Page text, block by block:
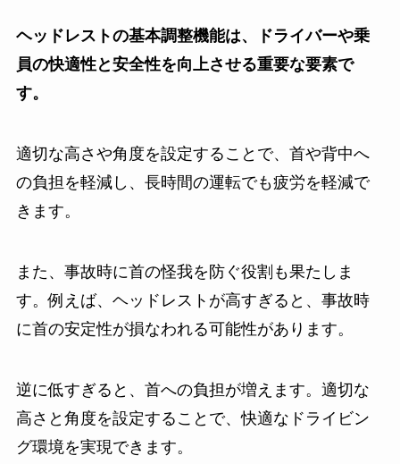
ヘッドレストの基本調整機能は、ドライバーや乗
員の快適性と安全性を向上させる重要な要素で
す。
適切な高さや角度を設定することで、首や背中へ
の負担を軽減し、長時間の運転でも疲労を軽減で
きます。
また、事故時に首の怪我を防ぐ役割も果たしま
す。例えば、ヘッドレストが高すぎると、事故時
に首の安定性が損なわれる可能性があります。
逆に低すぎると、首への負担が増えます。適切な
高さと角度を設定することで、快適なドライビン
グ環境を実現できます。